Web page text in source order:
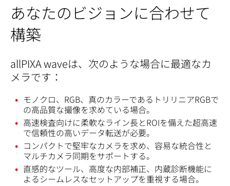
あなたのビジョンに合わせて
構築
allPIXA waveは、次のような場合に最適なカ
メラです：
モノクロ、RGB、真のカラーであるトリリニアRGBで
の高品質な撮像を求めている場合。
高速検査向けに柔軟なライン長とROIを備えた超高速
で信頼性の高いデータ転送が必要。
コンパクトで堅牢なカメラを求め、容易な統合性と
マルチカメラ同期をサポートする。
直感的なツール、高度な内部補正、内蔵診断機能に
よるシームレスなセットアップを重視する場合。